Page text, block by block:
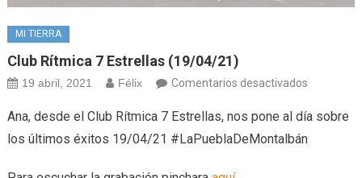
MI TIERRA
Club Rítmica 7 Estrellas (19/04/21)
19 abril, 2021 Félix Comentarios desactivadosen
Rítmica
7
Ana, desde el Club Rítmica 7 Estrellas, nos pone al día sobre
los últimos éxitos 19/04/21 #LaPueblaDeMontalbán